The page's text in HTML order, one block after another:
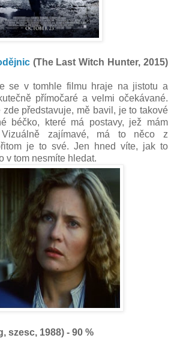
(The Last Witch Hunter, 2015)
se v tomhle filmu hraje na jistotu a
přímočaré a velmi očekávané.
představuje, mě bavil, je to takové
béčko, které má postavy, jež mám
zajímavé, má to něco z
je to své. Jen hned víte, jak to
v tom nesmíte hledat.
szesc, 1988) - 90 %